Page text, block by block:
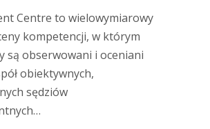
Centre to wielowymiarowy
kompetencji, w którym
są obserwowani i oceniani
obiektywnych,
sędziów